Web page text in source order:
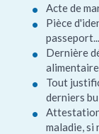
Acte de
Pièce
Dernière
alimentaire
Tout
derniers
Attestation
maladie, si